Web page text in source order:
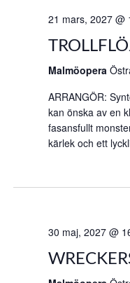
21 mars, 2027 @
Malmöopera
ARRANGÖR:
kan önska av en
fasansfullt
kärlek och ett
30 maj, 2027 @